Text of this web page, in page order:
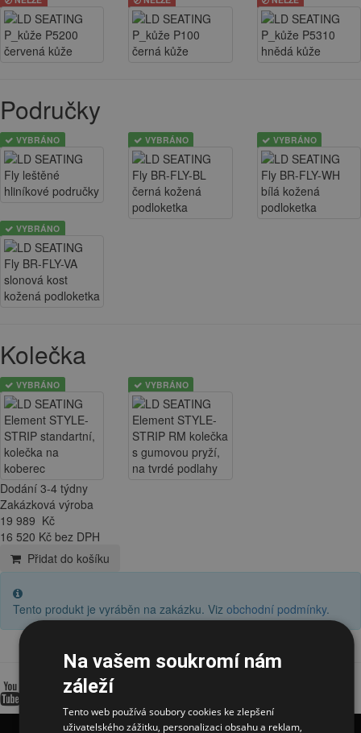
Područky
VYBRÁNO VYBRÁNO VYBRÁNO
VYBRÁNO
Kolečka
VYBRÁNO VYBRÁNO
Dodání 3-4 týdny
Zakázková výroba
19 989 Kč
16 520 Kč bez DPH
Přidat do košíku
Tento produkt je vyráběn na zakázku. Viz obchodní podmínky.
Videa
Na vašem soukromí nám
záleží
Tento web používá soubory cookies ke zlepšení
uživatelského zážitku, personalizaci obsahu a reklam,